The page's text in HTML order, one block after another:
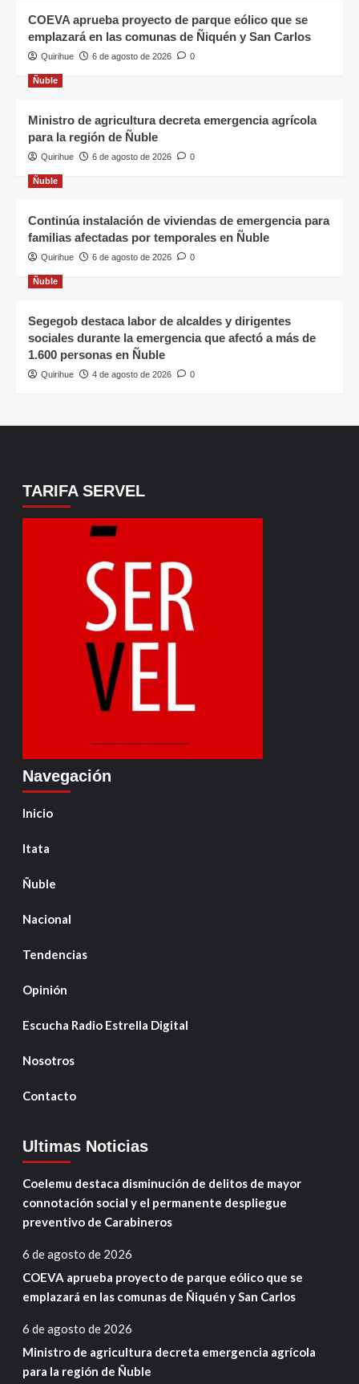
COEVA aprueba proyecto de parque eólico que se
emplazará en las comunas de Ñiquén y San Carlos
Quirihue 6 de agosto de 2026 0
Ñuble
Ministro de agricultura decreta emergencia agrícola
para la región de Ñuble
Quirihue 6 de agosto de 2026 0
Ñuble
Continúa instalación de viviendas de emergencia para
familias afectadas por temporales en Ñuble
Quirihue 6 de agosto de 2026 0
Ñuble
Segegob destaca labor de alcaldes y dirigentes
sociales durante la emergencia que afectó a más de
1.600 personas en Ñuble
Quirihue 4 de agosto de 2026 0
TARIFA SERVEL
Navegación
Inicio
Itata
Ñuble
Nacional
Tendencias
Opinión
Escucha Radio Estrella Digital
Nosotros
Contacto
Ultimas Noticias
Coelemu destaca disminución de delitos de mayor
connotación social y el permanente despliegue
preventivo de Carabineros
6 de agosto de 2026
COEVA aprueba proyecto de parque eólico que se
emplazará en las comunas de Ñiquén y San Carlos
6 de agosto de 2026
Ministro de agricultura decreta emergencia agrícola
para la región de Ñuble